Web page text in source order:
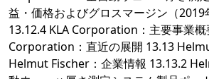
益・価格およびグロスマージン（2019
13.12.4 KLA Corporation：主要事業概
Corporation：直近の展開 13.13
Helmut Fischer：企業情報 13.13.2